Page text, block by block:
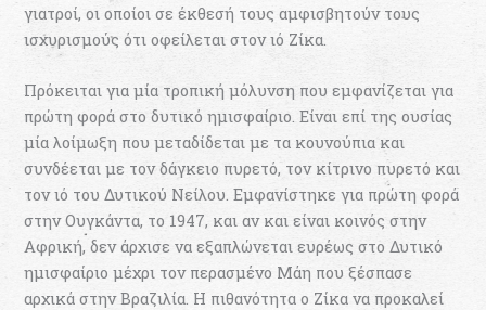
γιατροί, οι οποίοι σε έκθεσή τους αμφισβητούν τους
ισχυρισμούς ότι οφείλεται στον ιό Ζίκα.
Πρόκειται για μία τροπική μόλυνση που εμφανίζεται για
πρώτη φορά στο δυτικό ημισφαίριο. Είναι επί της ουσίας
μία λοίμωξη που μεταδίδεται με τα κουνούπια και
συνδέεται με τον δάγκειο πυρετό, τον κίτρινο πυρετό και
τον ιό του Δυτικού Νείλου. Εμφανίστηκε για πρώτη φορά
στην Ουγκάντα, το 1947, και αν και είναι κοινός στην
Αφρική, δεν άρχισε να εξαπλώνεται ευρέως στο Δυτικό
ημισφαίριο μέχρι τον περασμένο Μάη που ξέσπασε
αρχικά στην Βραζιλία. Η πιθανότητα ο Ζίκα να προκαλεί